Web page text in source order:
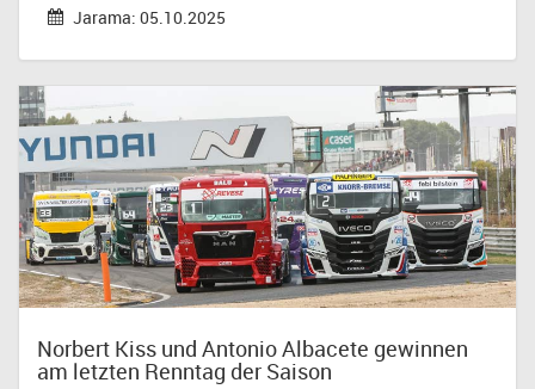
Jarama: 05.10.2025
Norbert Kiss und Antonio Albacete gewinnen
am letzten Renntag der Saison